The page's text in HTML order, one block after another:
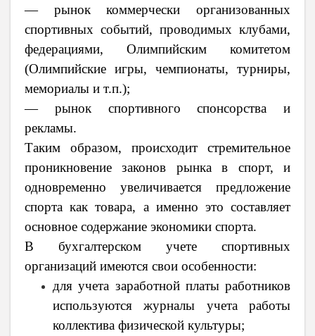
— рынок коммерчески организованных
спортивных событий, проводимых клубами,
федерациями, Олимпийским комитетом
(Олимпийские игры, чемпионаты, турниры,
мемориалы и т.п.);
— рынок спортивного спонсорства и
рекламы.
Таким образом, происходит стремительное
проникновение законов рынка в спорт, и
одновременно увеличивается предложение
спорта как товара, а именно это составляет
основное содержание экономики спорта.
В бухгалтерском учете спортивных
организаций имеются свои особенности:
для учета заработной платы работников
используются журналы учета работы
коллектива физической культуры;